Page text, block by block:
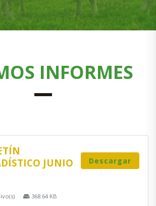
INFORMES
JUNIO
368.64 KB
Descargar